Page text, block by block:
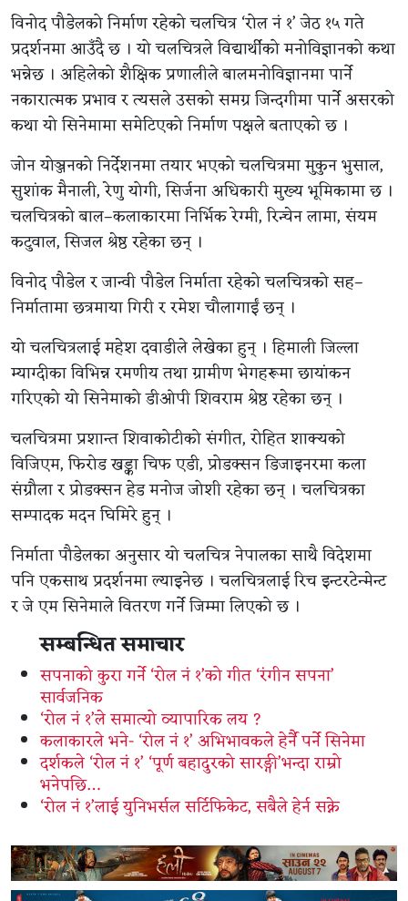
विनोद पौडेलको निर्माण रहेको चलचित्र ‘रोल नं १’ जेठ १५ गते
प्रदर्शनमा आउँदै छ । यो चलचित्रले विद्यार्थीको मनोविज्ञानको कथा
भन्नेछ । अहिलेको शैक्षिक प्रणालीले बालमनोविज्ञानमा पार्ने
नकारात्मक प्रभाव र त्यसले उसको समग्र जिन्दगीमा पार्ने असरको
कथा यो सिनेमामा समेटिएको निर्माण पक्षले बताएको छ ।
जोन योञ्जनको निर्देशनमा तयार भएको चलचित्रमा मुकुन भुसाल,
सुशांक मैनाली, रेणु योगी, सिर्जना अधिकारी मुख्य भूमिकामा छ ।
चलचित्रको बाल–कलाकारमा निर्भिक रेग्मी, रिन्चेन लामा, संयम
कटुवाल, सिजल श्रेष्ठ रहेका छन् ।
विनोद पौडेल र जान्वी पौडेल निर्माता रहेको चलचित्रको सह–
निर्मातामा छत्रमाया गिरी र रमेश चौलागाईं छन् ।
यो चलचित्रलाई महेश दवाडीले लेखेका हुन् । हिमाली जिल्ला
म्याग्दीका विभिन्न रमणीय तथा ग्रामीण भेगहरूमा छायांकन
गरिएको यो सिनेमाको डीओपी शिवराम श्रेष्ठ रहेका छन् ।
चलचित्रमा प्रशान्त शिवाकोटीको संगीत, रोहित शाक्यको
विजिएम, फिरोड खड्का चिफ एडी, प्रोडक्सन डिजाइनरमा कला
संग्रौला र प्रोडक्सन हेड मनोज जोशी रहेका छन् । चलचित्रका
सम्पादक मदन घिमिरे हुन् ।
निर्माता पौडेलका अनुसार यो चलचित्र नेपालका साथै विदेशमा
पनि एकसाथ प्रदर्शनमा ल्याइनेछ । चलचित्रलाई रिच इन्टरटेन्मेन्ट
र जे एम सिनेमाले वितरण गर्ने जिम्मा लिएको छ ।
सम्बन्धित समाचार
सपनाको कुरा गर्ने ‘रोल नं १’को गीत ‘रंगीन सपना’
सार्वजनिक
‘रोल नं १’ले समात्यो व्यापारिक लय ?
कलाकारले भने- ‘रोल नं १’ अभिभावकले हेर्नै पर्ने सिनेमा
दर्शकले ‘रोल नं १’ ‘पूर्ण बहादुरको सारङ्गी’भन्दा राम्रो
भनेपछि…
‘रोल नं १’लाई युनिभर्सल सर्टिफिकेट, सबैले हेर्न सक्ने